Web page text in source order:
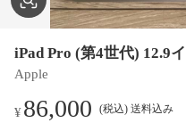
iPad Pro (第4世代) 12.9
Apple
¥86,000 (税込) 送料込み